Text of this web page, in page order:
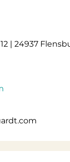
| 24937